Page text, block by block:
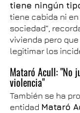
tiene ningún
tiene cabida ni
sociedad”,
vivienda pero
legitimar los
Mataró Acull: "No
violencia"
También se ha
entidad Mataró